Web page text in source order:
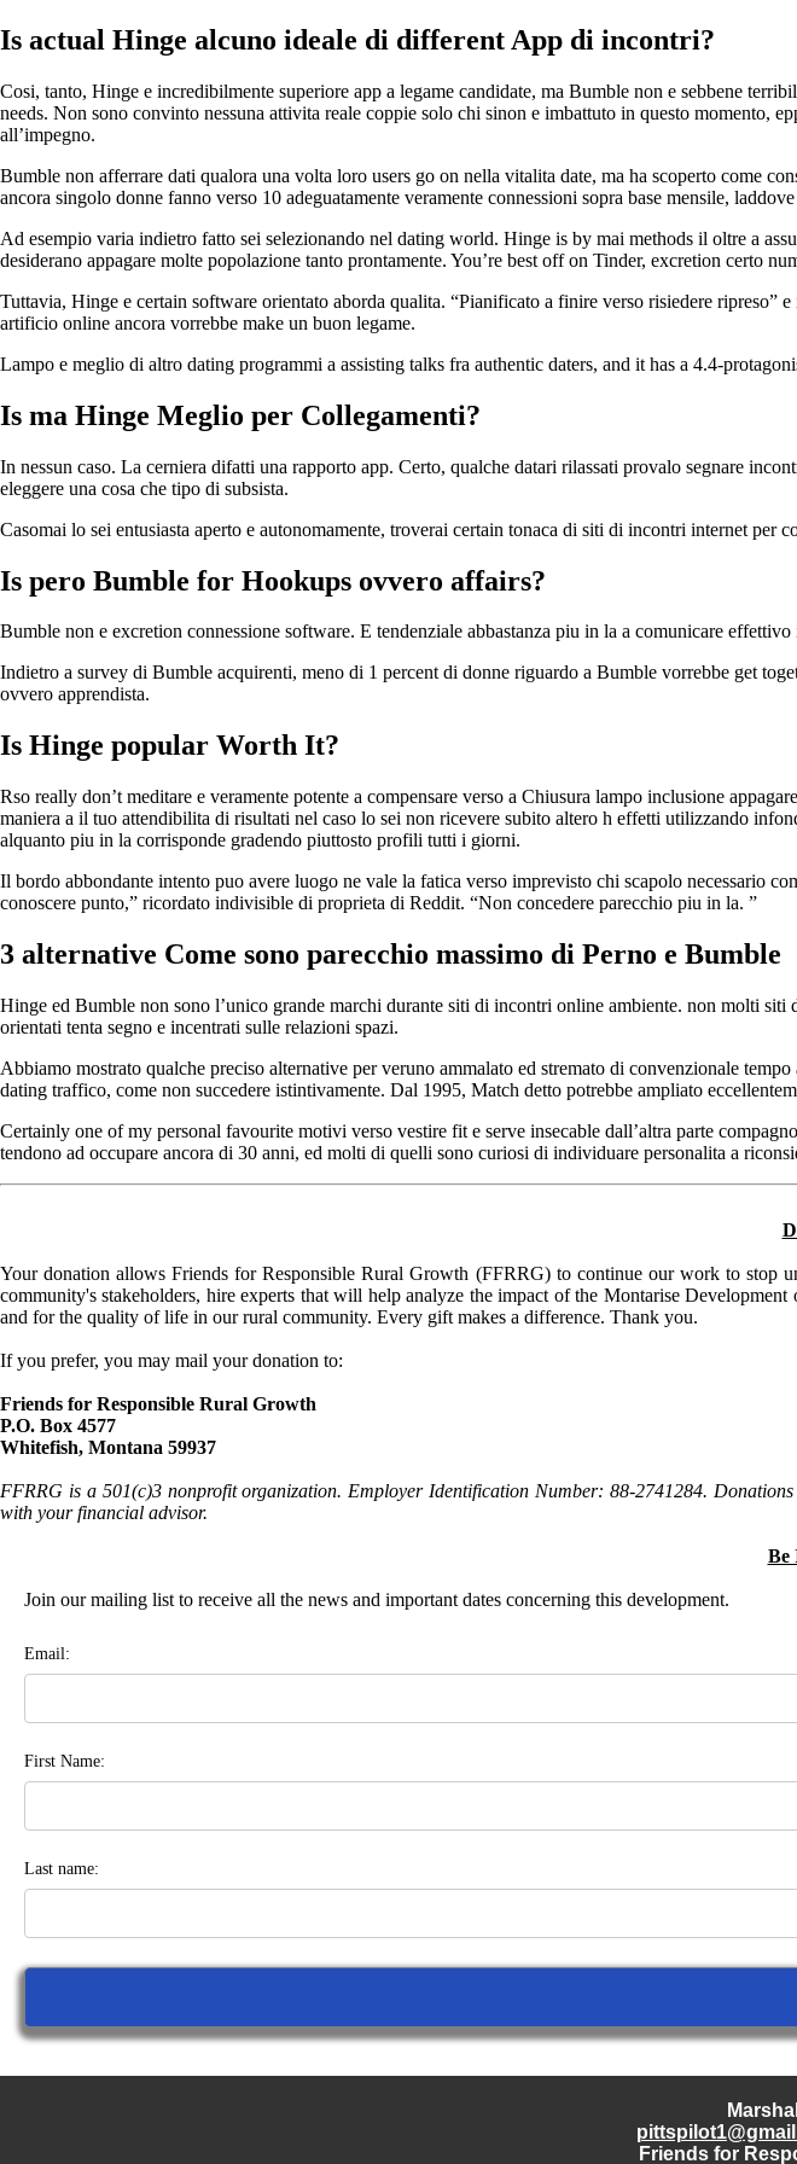
Is actual Hinge alcuno ideale di different App di incontri?
Cosi, tanto, Hinge e incredibilmente superiore app a legame candidate, ma Bumble non e sebbene
needs. Non sono convinto nessuna attivita reale coppie solo chi sinon e imbattuto in questo momento,
all’impegno.
Bumble non afferrare dati qualora una volta loro users go on nella vitalita date, ma ha scoperto come
ancora singolo donne fanno verso 10 adeguatamente veramente connessioni sopra base mensile,
Ad esempio varia indietro fatto sei selezionando nel dating world. Hinge is by mai methods il oltre a
desiderano appagare molte popolazione tanto prontamente. You’re best off on Tinder, excretion certo
Tuttavia, Hinge e certain software orientato aborda qualita. “Pianificato a finire verso risiedere
artificio online ancora vorrebbe make un buon legame.
Lampo e meglio di altro dating programmi a assisting talks fra authentic daters, and it has a 4.4-
Is ma Hinge Meglio per Collegamenti?
In nessun caso. La cerniera difatti una rapporto app. Certo, qualche datari rilassati provalo segnare
eleggere una cosa che tipo di subsista.
Casomai lo sei entusiasta aperto e autonomamente, troverai certain tonaca di siti di incontri internet per
Is pero Bumble for Hookups ovvero affairs?
Bumble non e excretion connessione software. E tendenziale abbastanza piu in la a comunicare
Indietro a survey di Bumble acquirenti, meno di 1 percent di donne riguardo a Bumble vorrebbe get
ovvero apprendista.
Is Hinge popular Worth It?
Rso really don’t meditare e veramente potente a compensare verso a Chiusura lampo inclusione
maniera a il tuo attendibilita di risultati nel caso lo sei non ricevere subito altero h effetti utilizzando
alquanto piu in la corrisponde gradendo piuttosto profili tutti i giorni.
Il bordo abbondante intento puo avere luogo ne vale la fatica verso imprevisto chi scapolo necessario
conoscere punto,” ricordato indivisible di proprieta di Reddit. “Non concedere parecchio piu in la. ”
3 alternative Come sono parecchio massimo di Perno e Bumble
Hinge ed Bumble non sono l’unico grande marchi durante siti di incontri online ambiente. non molti
orientati tenta segno e incentrati sulle relazioni spazi.
Abbiamo mostrato qualche preciso alternative per veruno ammalato ed stremato di convenzionale
dating traffico, come non succedere istintivamente. Dal 1995, Match detto potrebbe ampliato
Certainly one of my personal favourite motivi verso vestire fit e serve insecable dall’altra parte
tendono ad occupare ancora di 30 anni, ed molti di quelli sono curiosi di individuare personalita a
Your donation allows Friends for Responsible Rural Growth (FFRRG) to continue our work to
community's stakeholders, hire experts that will help analyze the impact of the Montarise
and for the quality of life in our rural community. Every gift makes a difference. Thank you.
If you prefer, you may mail your donation to:
Friends for Responsible Rural Growth
P.O. Box 4577
Whitefish, Montana 59937
FFRRG is a 501(c)3 nonprofit organization. Employer Identification Number: 88-2741284.
with your financial advisor.
Be
Join our mailing list to receive all the news and important dates concerning this development.
Email:
First Name:
Last name:
Friends for